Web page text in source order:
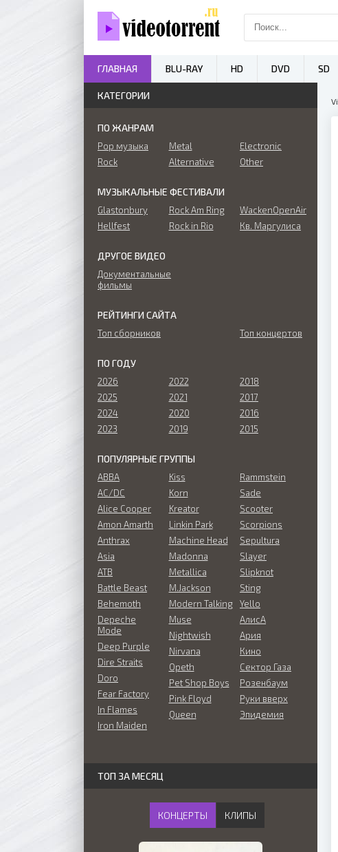
КАТЕГОРИИ
ПО ЖАНРАМ
Pop музыка
Rock
Metal
Alternative
Electronic
Other
МУЗЫКАЛЬНЫЕ ФЕСТИВАЛИ
Glastonbury
Hellfest
Rock Am Ring
Rock in Rio
WackenOpenAir
Кв. Маргулиса
ДРУГОЕ ВИДЕО
Документальные
фильмы
РЕЙТИНГИ САЙТА
Топ сборников Топ концертов
ПО ГОДУ
2026
2025
2024
2023
2022
2021
2020
2019
2018
2017
2016
2015
ПОПУЛЯРНЫЕ ГРУППЫ
ABBA
AC/DC
Alice Cooper
Amon Amarth
Anthrax
Asia
ATB
Battle Beast
Behemoth
Depeche
Mode
Deep Purple
Dire Straits
Doro
Fear Factory
In Flames
Iron Maiden
Kiss
Korn
Kreator
Linkin Park
Machine Head
Madonna
Metallica
M.Jackson
Modern Talking
Muse
Nightwish
Nirvana
Opeth
Pet Shop Boys
Pink Floyd
Queen
Rammstein
Sade
Scooter
Scorpions
Sepultura
Slayer
Slipknot
Sting
Yello
АлисА
Ария
Кино
Сектор Газа
Розенбаум
Руки вверх
Эпидемия
ТОП ЗА МЕСЯЦ
КОНЦЕРТЫ КЛИПЫ
ГЛАВНАЯ BLU-RAY HD DVD SD